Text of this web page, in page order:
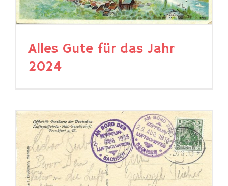
Alles Gute für das Jahr
2024